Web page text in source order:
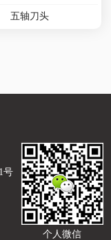
五轴刀头
号
个人微信